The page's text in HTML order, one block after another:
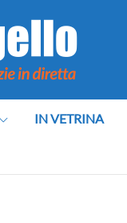
IN VETRINA